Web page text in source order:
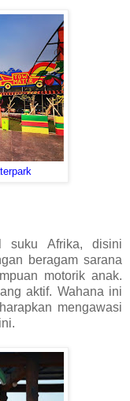
suku Afrika, disini
beragam sarana
motorik anak.
aktif. Wahana ini
mengawasi